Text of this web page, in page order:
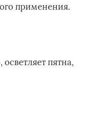
применения.
пятна,